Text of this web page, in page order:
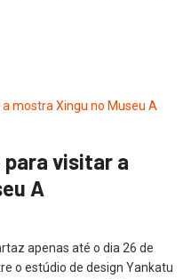
visitar a
A
apenas até o dia 26 de
o estúdio de design Yankatu